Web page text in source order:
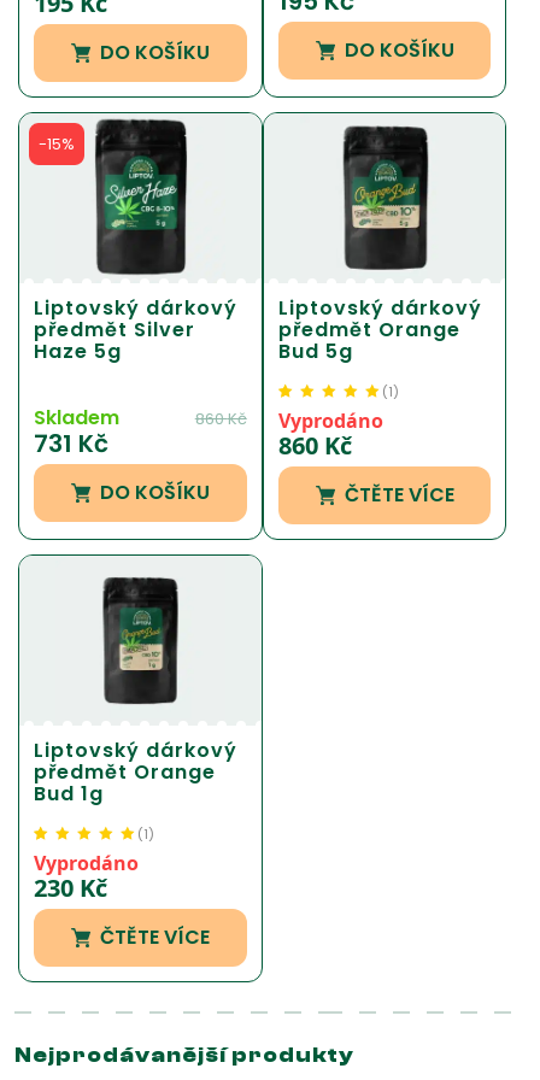
zákazníka
DO KOŠÍKU DO KOŠÍKU
-15%
Liptovský dárkový
předmět Silver
Haze 5g
Skladem
731 Kč
860Kč
DO KOŠÍKU
Liptovský dárkový
předmět Orange
Bud 5g
Hodnoceno 5.00
5 na základě
1
zákazníka
(1)
Vyprodáno
860 Kč
ČTĚTE VÍCE
Liptovský dárkový
předmět Orange
Bud 1g
Hodnoceno 5.00
5 na základě
1
zákazníka
(1)
Vyprodáno
230 Kč
ČTĚTE VÍCE
Nejprodávanější produkty